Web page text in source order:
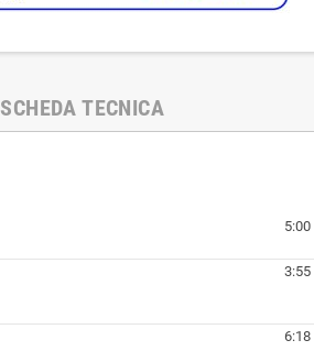
SCHEDA TECNICA
5:00
3:55
6:18